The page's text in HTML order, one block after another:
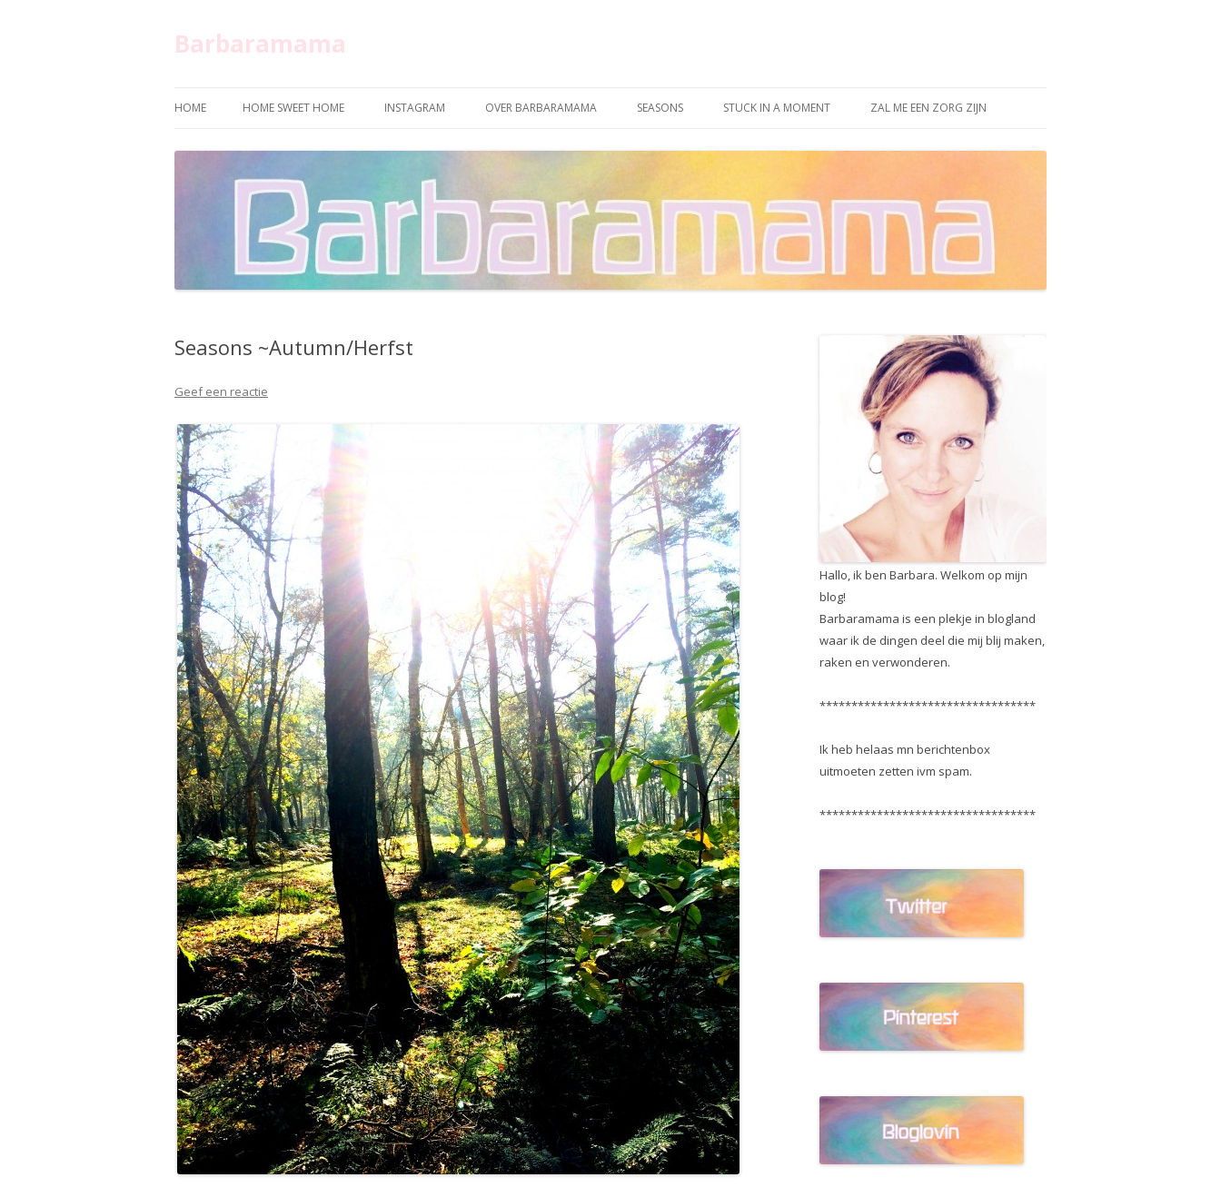
Barbaramama
HOME HOME SWEET HOME INSTAGRAM OVER BARBARAMAMA SEASONS STUCK IN A MOMENT ZAL ME EEN ZORG ZIJN
Seasons ~Autumn/Herfst
Geef een reactie
Hallo, ik ben Barbara. Welkom op mijn
blog!
Barbaramama is een plekje in blogland
waar ik de dingen deel die mij blij maken,
raken en verwonderen.
**********************************
Ik heb helaas mn berichtenbox
uitmoeten zetten ivm spam.
**********************************